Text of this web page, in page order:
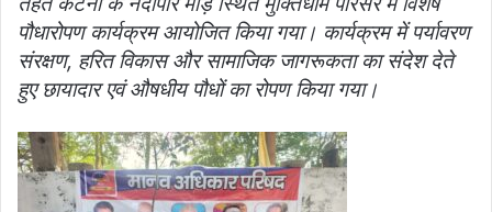
पौधारोपण कार्यक्रम आयोजित किया गया। कार्यक्रम में पर्यावरण
संरक्षण, हरित विकास और सामाजिक जागरूकता का संदेश देते
हुए छायादार एवं औषधीय पौधों का रोपण किया गया।